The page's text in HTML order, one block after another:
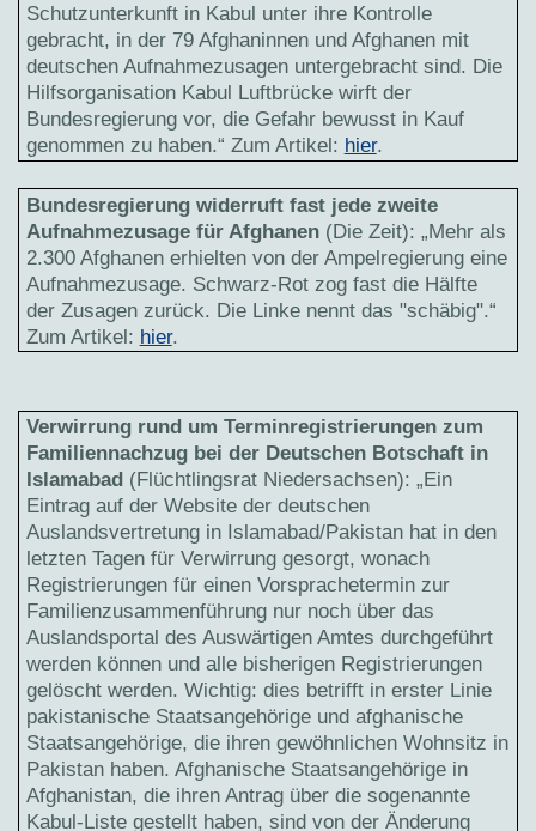
Schutzunterkunft in Kabul unter ihre Kontrolle
gebracht, in der 79 Afghaninnen und Afghanen mit
deutschen Aufnahmezusagen untergebracht sind. Die
Hilfsorganisation Kabul Luftbrücke wirft der
Bundesregierung vor, die Gefahr bewusst in Kauf
genommen zu haben.“ Zum Artikel: hier.
Bundesregierung widerruft fast jede zweite
Aufnahmezusage für Afghanen (Die Zeit): „Mehr als
2.300 Afghanen erhielten von der Ampelregierung eine
Aufnahmezusage. Schwarz-Rot zog fast die Hälfte
der Zusagen zurück. Die Linke nennt das "schäbig".“
Zum Artikel: hier.
Verwirrung rund um Terminregistrierungen zum
Familiennachzug bei der Deutschen Botschaft in
Islamabad (Flüchtlingsrat Niedersachsen): „Ein
Eintrag auf der Website der deutschen
Auslandsvertretung in Islamabad/Pakistan hat in den
letzten Tagen für Verwirrung gesorgt, wonach
Registrierungen für einen Vorsprachetermin zur
Familienzusammenführung nur noch über das
Auslandsportal des Auswärtigen Amtes durchgeführt
werden können und alle bisherigen Registrierungen
gelöscht werden. Wichtig: dies betrifft in erster Linie
pakistanische Staatsangehörige und afghanische
Staatsangehörige, die ihren gewöhnlichen Wohnsitz in
Pakistan haben. Afghanische Staatsangehörige in
Afghanistan, die ihren Antrag über die sogenannte
Kabul-Liste gestellt haben, sind von der Änderung